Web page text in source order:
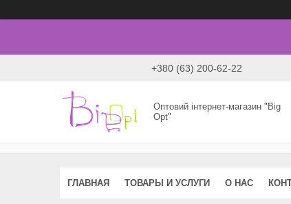
+380 (63) 200-62-22
Оптовий інтернет-магазин "Big
Opt"
ГЛАВНАЯ ТОВАРЫ И УСЛУГИ О НАС